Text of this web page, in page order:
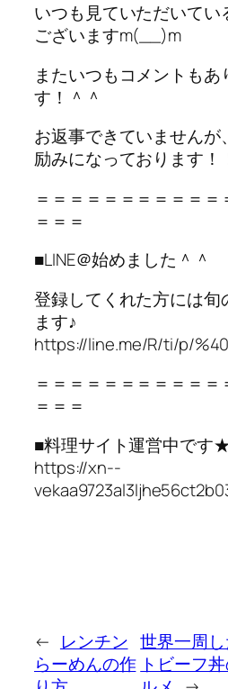
いつも見ていただいてい
ございますm(__)m
またいつもコメントもあ
す！＾＾
お返事できていませんが
励みになっております！
＝＝＝＝＝＝＝＝＝＝＝
＝＝＝
■LINE＠始めました＾＾
登録してくれた方には旬
ます♪
https://line.me/R/ti/p/
＝＝＝＝＝＝＝＝＝＝＝
＝＝＝
■料理サイト運営中です
https://xn--
← レンチン
らーめんの作
世界一周
トビーフ